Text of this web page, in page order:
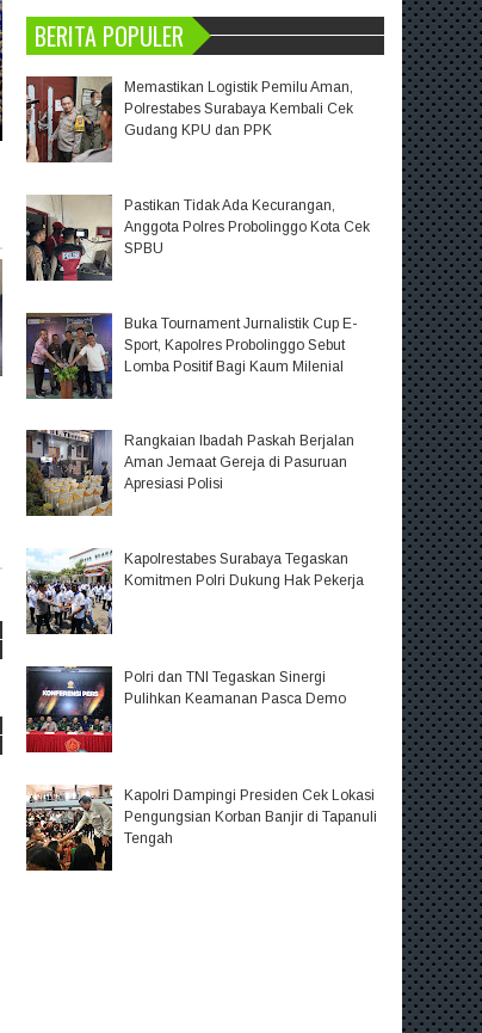
BERITA POPULER
Memastikan Logistik Pemilu Aman,
Polrestabes Surabaya Kembali Cek
Gudang KPU dan PPK
Pastikan Tidak Ada Kecurangan,
Anggota Polres Probolinggo Kota Cek
SPBU
Buka Tournament Jurnalistik Cup E-
Sport, Kapolres Probolinggo Sebut
Lomba Positif Bagi Kaum Milenial
Rangkaian Ibadah Paskah Berjalan
Aman Jemaat Gereja di Pasuruan
Apresiasi Polisi
Kapolrestabes Surabaya Tegaskan
Komitmen Polri Dukung Hak Pekerja
Polri dan TNI Tegaskan Sinergi
Pulihkan Keamanan Pasca Demo
Kapolri Dampingi Presiden Cek Lokasi
Pengungsian Korban Banjir di Tapanuli
Tengah